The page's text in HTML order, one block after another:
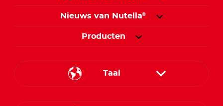
Nieuws van Nutella®
Producten
Taal